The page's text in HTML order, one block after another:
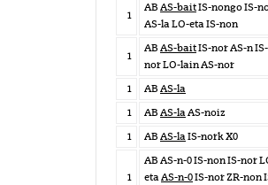
1
AB AS-baitIS-nongo IS-
AS-la LO-eta IS-non
1
AB AS-baitIS-nor AS-n IS-
nor LO-lain AS-nor
1
AB AS-la
1
AB AS-laAS-noiz
1
AB AS-laIS-nork X0
1
AB AS-n-0 IS-non IS-nor
etaAS-n-0IS-nor ZR-non